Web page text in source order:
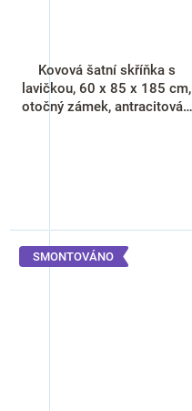
Kovová šatní skříňka s
lavičkou, 60 x 85 x 185 cm,
otočný zámek, antracitová -
SMONTOVÁNO